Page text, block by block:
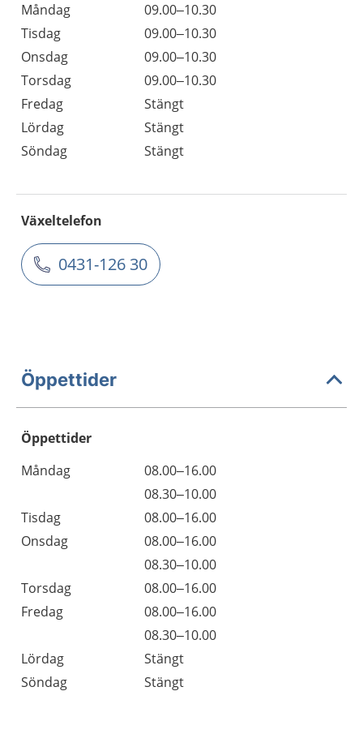
Måndag
09.00–10.30
Tisdag
09.00–10.30
Onsdag
09.00–10.30
Torsdag
09.00–10.30
Fredag
Stängt
Lördag
Stängt
Söndag
Stängt
Växeltelefon
0431-126 30
Öppettider
Öppettider
Dag
Öppettider
Kommentarer
Måndag
08.00–16.00
08.30–10.00
Tisdag
08.00–16.00
Onsdag
08.00–16.00
08.30–10.00
Torsdag
08.00–16.00
Fredag
08.00–16.00
08.30–10.00
Lördag
Stängt
Söndag
Stängt